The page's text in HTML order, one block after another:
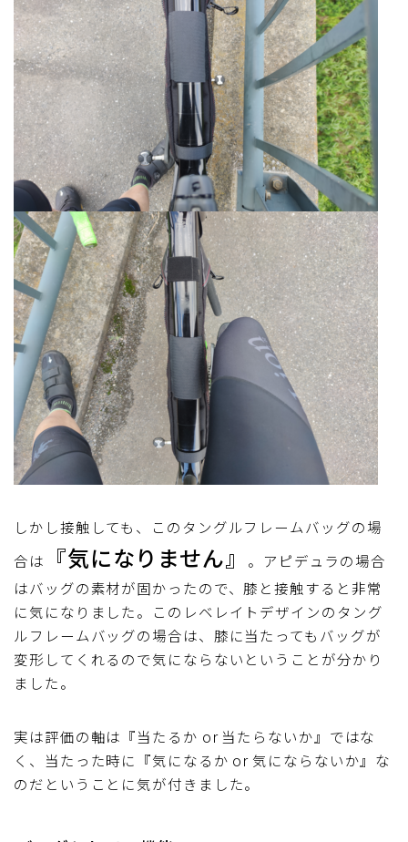
しかし接触しても、このタングルフレームバッグの場
合は
『気になりません』
。アピデュラの場合
はバッグの素材が固かったので、膝と接触すると非常
に気になりました。このレベレイトデザインのタング
ルフレームバッグの場合は、膝に当たってもバッグが
変形してくれるので気にならないということが分かり
ました。
実は評価の軸は『当たるか or 当たらないか』ではな
く、当たった時に『気になるか or 気にならないか』な
のだということに気が付きました。